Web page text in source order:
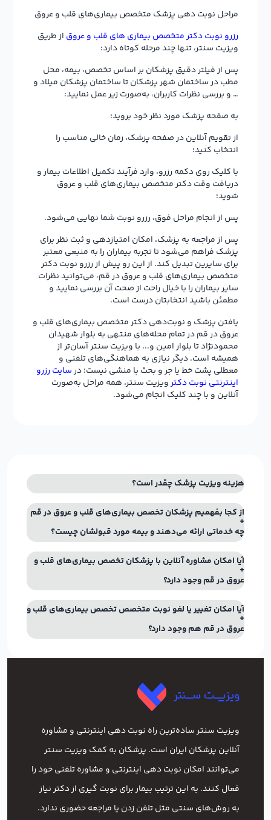
مراحل نوبت دهی پزشک متخصص بیماری‌های قلب و عروق
رزرو نوبت دکتر متخصص بیماری های قلب و عروق از طریق
ویزیت سنتر، تنها چند مرحله کوتاه دارد:
پس از فیلتر دقیق پزشکان بر اساس تخصص، بیمه، محل
مطب در ساختمان شهر پزشکان تا ساختمان پزشکان میلاد و
… و بررسی نظرات کاربران، به‌صورت زیر عمل نمایید:
به صفحه پزشک مورد نظر خود بروید؛
از تقویم آنلاین در صفحه پزشک، زمان خالی مناسب را
انتخاب کنید؛
با کلیک روی دکمه رزرو، وارد فرآیند تکمیل اطلاعات بیمار و
دریافت وقت دکتر متخصص بیماری‌های قلب و عروق
شوید؛
پس از انجام مراحل فوق، رزرو نوبت شما نهایی می‌شود.
پس از مراجعه به پزشک، امکان امتیازدهی و ثبت نظر برای
پزشک فراهم می‌شود تا تجربه بیماران را به منبعی معتبر
برای سایرین تبدیل کند. از این رو پیش از رزرو نوبت دکتر
متخصص بیماری‌های قلب و عروق در قم، می‌توانید نظرات
سایر بیماران را با خیال راحت از صحت آن بررسی نمایید و
مطمئن باشید انتخابتان درست است.
یافتن پزشک و نوبت‌دهی دکتر متخصص بیماری‌های قلب و
عروق در قم در تمام محله‌های منتهی به بلوار شهیدان
محمودنژاد تا بلوار امین و... با ویزیت سنتر آسان‌تر از
همیشه است. دیگر نیازی به هماهنگی‌های تلفنی و
معطلی پشت خط یا جر و بحث با منشی نیست؛ درسایت رزرو
اینترنتی نوبت دکترویزیت سنتر، همه مراحل به‌صورت
آنلاین و با چند کلیک انجام می‌شود.
هزینه ویزیت پزشک چقدر است؟
از کجا بفهمیم پزشکان تخصص بیماری‌های قلب و عروق در قم
چه خدماتی ارائه می‌دهند و بیمه مورد قبولشان چیست؟
آیا امکان مشاوره آنلاین با پزشکان تخصص بیماری‌های قلب و
عروق در قم وجود دارد؟
آیا امکان تغییر یا لغو نوبت متخصص تخصص بیماری‌های قلب و
عروق در قم هم وجود دارد؟
ویزیت سنتر ساده‌ترین راه نوبت‌ دهی اینترنتی و مشاوره
آنلاین پزشکان ایران است. پزشکان به کمک ویزیت سنتر
می‌توانند امکان نوبت دهی اینترنتی و مشاوره تلفنی خود را
فعال کنند. به این ترتیب بیمار برای نوبت گیری از دکتر نیاز
به روش‌های سنتی مثل تلفن زدن یا مراجعه حضوری ندارد.